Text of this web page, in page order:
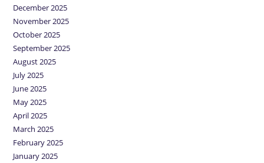
December 2025
November 2025
October 2025
September 2025
August 2025
July 2025
June 2025
May 2025
April 2025
March 2025
February 2025
January 2025